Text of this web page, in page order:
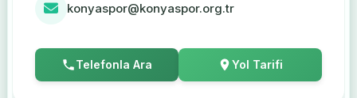
konyaspor@konyaspor.org.tr
Telefonla Ara Yol Tarifi